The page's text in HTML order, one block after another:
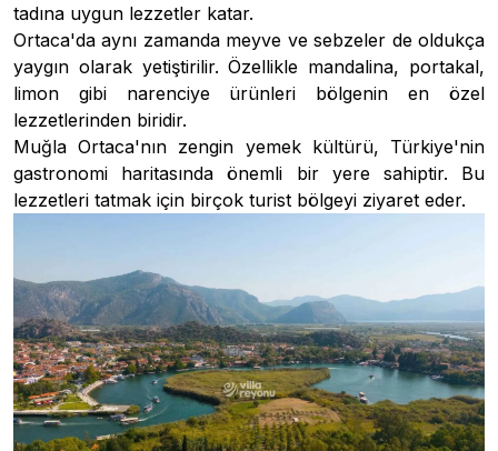
tadına uygun lezzetler katar.
Ortaca'da aynı zamanda meyve ve sebzeler de oldukça
yaygın olarak yetiştirilir. Özellikle mandalina, portakal,
limon gibi narenciye ürünleri bölgenin en özel
lezzetlerinden biridir.
Muğla Ortaca'nın zengin yemek kültürü, Türkiye'nin
gastronomi haritasında önemli bir yere sahiptir. Bu
lezzetleri tatmak için birçok turist bölgeyi ziyaret eder.